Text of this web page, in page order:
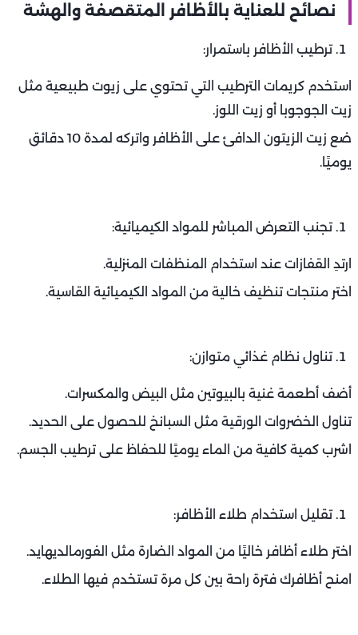
نصائح للعناية بالأظافر المتقصفة والهشة
ترطيب الأظافر باستمرار:
استخدم كريمات الترطيب التي تحتوي على زيوت طبيعية مثل
زيت الجوجوبا أو زيت اللوز.
ضع زيت الزيتون الدافئ على الأظافر واتركه لمدة 10 دقائق
يوميًا.
تجنب التعرض المباشر للمواد الكيميائية:
ارتدِ القفازات عند استخدام المنظفات المنزلية.
اختر منتجات تنظيف خالية من المواد الكيميائية القاسية.
تناول نظام غذائي متوازن:
أضف أطعمة غنية بالبيوتين مثل البيض والمكسرات.
تناول الخضروات الورقية مثل السبانخ للحصول على الحديد.
اشرب كمية كافية من الماء يوميًا للحفاظ على ترطيب الجسم.
تقليل استخدام طلاء الأظافر:
اختر طلاء أظافر خاليًا من المواد الضارة مثل الفورمالديهايد.
امنح أظافرك فترة راحة بين كل مرة تستخدم فيها الطلاء.